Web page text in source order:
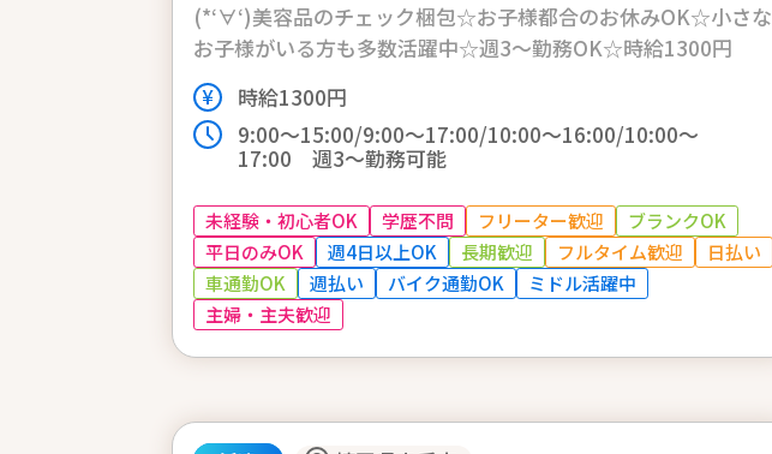
(*‘∀‘)美容品のチェック梱包☆お子様都合のお休みOK☆小さな
お子様がいる方も多数活躍中☆週3～勤務OK☆時給1300円
時給1300円
9:00～15:00/9:00～17:00/10:00～16:00/10:00～
17:00 週3～勤務可能
未経験・初心者OK 学歴不問 フリーター歓迎
ブランクOK
平日のみOK
週4日以上OK 長期歓迎 フルタイム歓迎
日払い
車通勤OK
週払い バイク通勤OK
ミドル活躍中
主婦・主夫歓迎